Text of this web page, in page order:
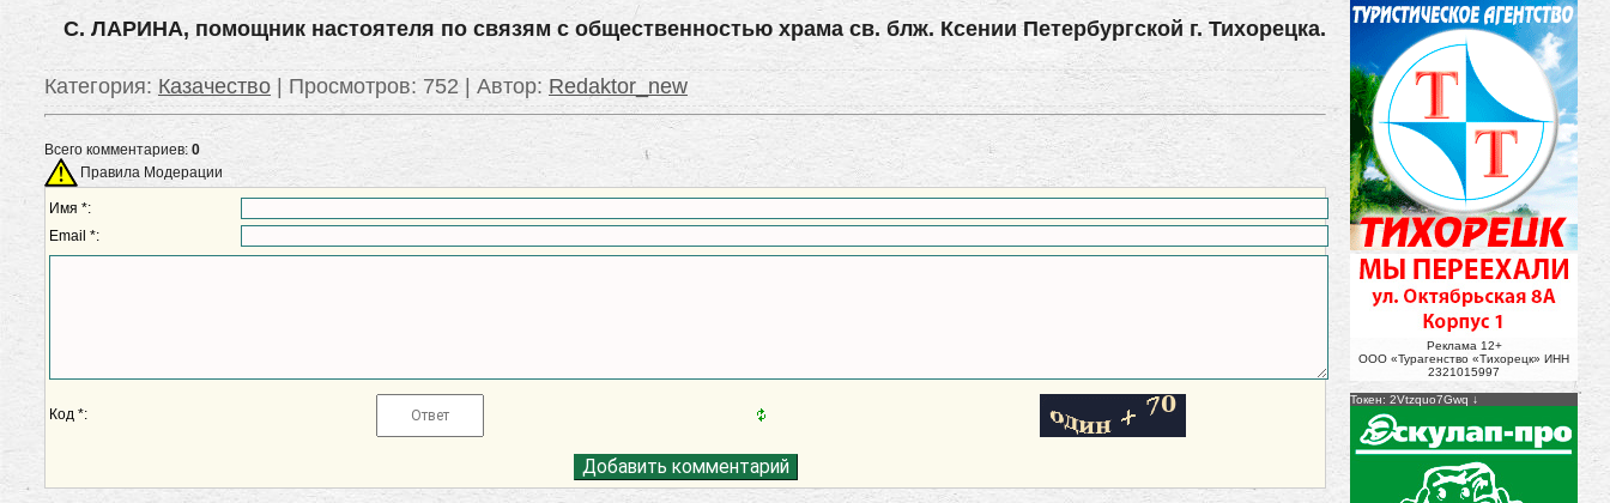
С. ЛАРИНА, помощник настоятеля по связям с общественностью храма св. блж. Ксении Петербургской г. Тихорецка.
Категория: Казачество Просмотров: 752 | Автор: Redaktor_new
Всего комментариев: 0
Правила Модерации
Имя *:
Email *:
Код *:
Реклама 12+
ООО «Турагенство «Тихорецк» ИНН
2321015997
Токен: 2Vtzquo7Gwq